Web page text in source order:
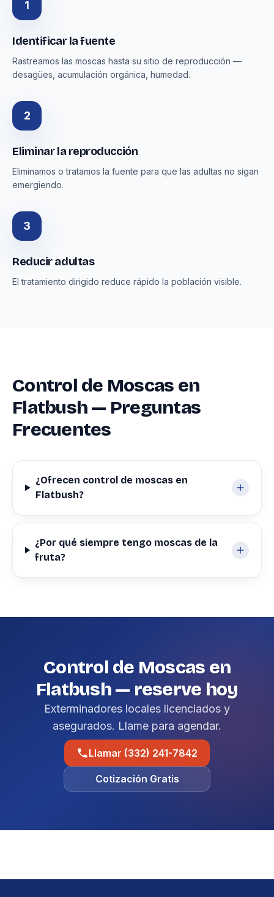
1
Identificar la fuente
Rastreamos las moscas hasta su sitio de reproducción —
desagües, acumulación orgánica, humedad.
2
Eliminar la reproducción
Eliminamos o tratamos la fuente para que las adultas no sigan
emergiendo.
3
Reducir adultas
El tratamiento dirigido reduce rápido la población visible.
Control de Moscas en
Flatbush — Preguntas
Frecuentes
¿Ofrecen control de moscas en
Flatbush?
¿Por qué siempre tengo moscas de la
fruta?
Control de Moscas en
Flatbush — reserve hoy
Exterminadores locales licenciados y
asegurados. Llame para agendar.
Llamar (332) 241-7842
Cotización Gratis